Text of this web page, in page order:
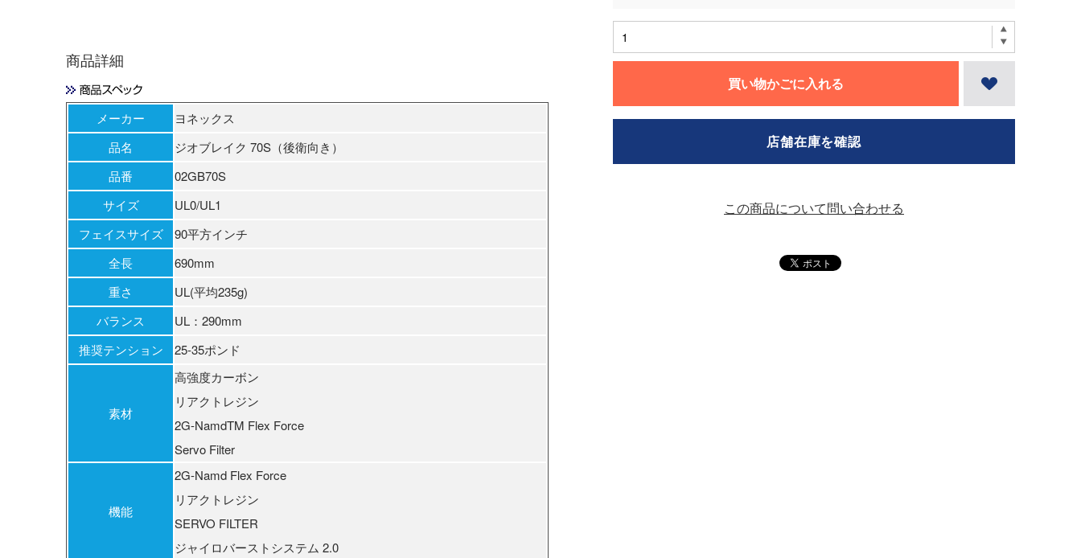
商品詳細
メーカー
ヨネックス
品名
ジオブレイク 70S（後衛向き）
品番
02GB70S
サイズ
UL0/UL1
フェイスサイズ
90平方インチ
全長
690mm
重さ
UL(平均235g)
バランス
UL：290mm
推奨テンション
25‐35ポンド
素材
高強度カーボン
リアクトレジン
2G-NamdTM Flex Force
Servo Filter
機能
2G-Namd Flex Force
リアクトレジン
SERVO FILTER
ジャイロバーストシステム 2.0
買い物かごに入れる
この商品について問い合わせる
店舗在庫を確認